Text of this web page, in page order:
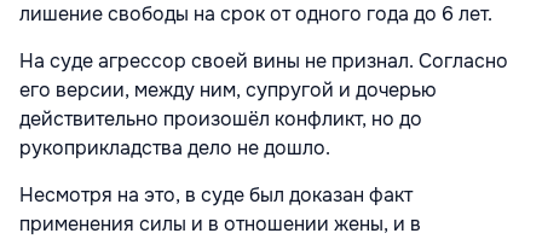
лишение свободы на срок от одного года до 6 лет.
На суде агрессор своей вины не признал. Согласно
его версии, между ним, супругой и дочерью
действительно произошёл конфликт, но до
рукоприкладства дело не дошло.
Несмотря на это, в суде был доказан факт
применения силы и в отношении жены, и в